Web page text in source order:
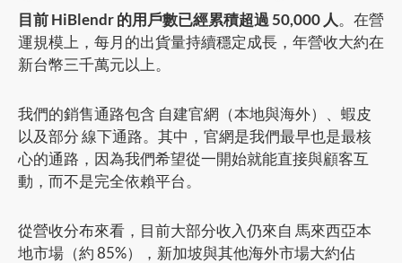
目前 HiBlendr 的用戶數已經累積超過 50,000 人。在營
運規模上，每月的出貨量持續穩定成長，年營收大約在
新台幣三千萬元以上。
我們的銷售通路包含 自建官網（本地與海外）、蝦皮
以及部分 線下通路。其中，官網是我們最早也是最核
心的通路，因為我們希望從一開始就能直接與顧客互
動，而不是完全依賴平台。
從營收分布來看，目前大部分收入仍來自 馬來西亞本
地市場（約 85%），新加坡與其他海外市場大約佔